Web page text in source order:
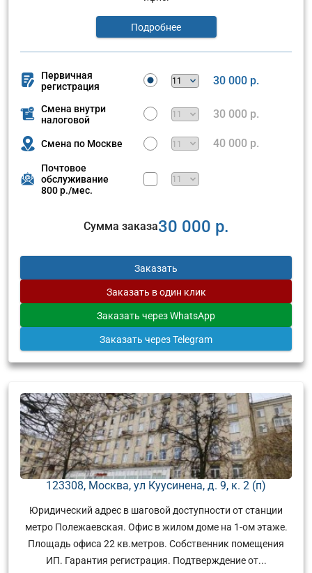
Подробнее
Первичная
регистрация
30 000 р.
Смена внутри
налоговой
30 000 р.
Смена по Москве 40 000 р.
Почтовое
обслуживание
800 р./мес.
Сумма заказа30 000 р.
Заказать
Заказать в один клик
Заказать через WhatsApp
Заказать через Telegram
123308, Москва, ул Куусинена, д. 9, к. 2 (п)
Юридический адрес в шаговой доступности от станции
метро Полежаевская. Офис в жилом доме на 1-ом этаже.
Площадь офиса 22 кв.метров. Собственник помещения
ИП. Гарантия регистрация. Подтверждение от...